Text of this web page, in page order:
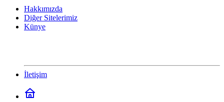
Hakkımızda
Diğer Sitelerimiz
Künye
İletişim